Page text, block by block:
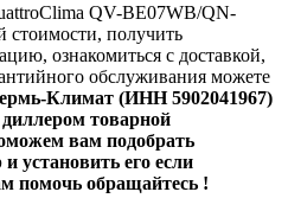
QV-BE07WB/QN-
стоимости, получить
ознакомиться с доставкой,
обслуживания можете
Климат (ИНН 5902041967)
товарной
вам подобрать
установить его если
помочь обращайтесь !